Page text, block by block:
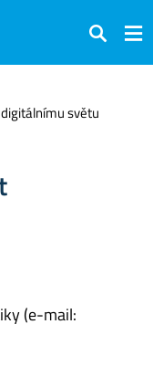
Hledat
světu
(e-mail: